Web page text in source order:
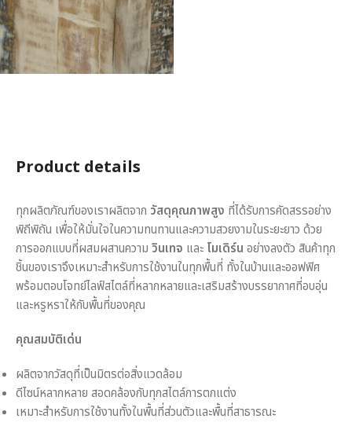
Product details
ทุกผลิตภัณฑ์ของเราผลิตจาก วัสดุคุณภาพสูง ที่ได้รับการคัดสรรอย่าง
พิถีพิถัน เพื่อให้มั่นใจในความทนทานและความสวยงามในระยะยาว ด้วย
การออกแบบที่ผสมผสานความ วินเทจ และ โมเดิร์น อย่างลงตัว สินค้าทุก
ชิ้นของเราจึงเหมาะสำหรับการใช้งานในทุกพื้นที่ ทั้งในบ้านและออฟฟิศ
พร้อมตอบโจทย์ไลฟ์สไตล์ที่หลากหลายและเสริมสร้างบรรยากาศที่อบอุ่น
และหรูหราให้กับพื้นที่ของคุณ
คุณสมบัติเด่น
ผลิตจากวัสดุที่เป็นมิตรต่อสิ่งแวดล้อม
ดีไซน์หลากหลาย สอดคล้องกับทุกสไตล์การตกแต่ง
เหมาะสำหรับการใช้งานทั้งในพื้นที่ส่วนตัวและพื้นที่สาธารณะ